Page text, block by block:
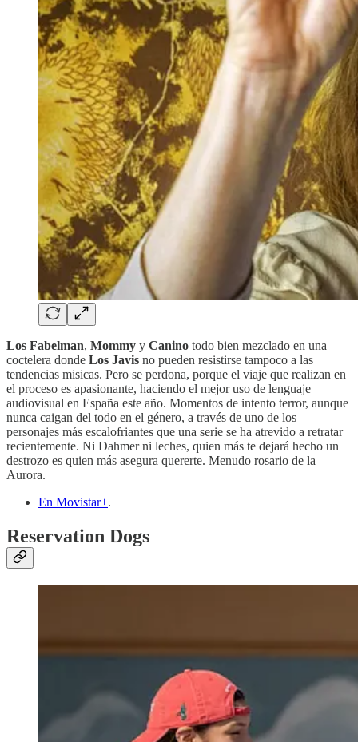
Los Fabelman, Mommy y Canino todo bien mezclado en una
coctelera donde Los Javis no pueden resistirse tampoco a las
tendencias misicas. Pero se perdona, porque el viaje que realizan en
el proceso es apasionante, haciendo el mejor uso de lenguaje
audiovisual en España este año. Momentos de intento terror, aunque
nunca caigan del todo en el género, a través de uno de los
personajes más escalofriantes que una serie se ha atrevido a retratar
recientemente. Ni Dahmer ni leches, quien más te dejará hecho un
destrozo es quien más asegura quererte. Menudo rosario de la
Aurora.
En Movistar+.
Reservation Dogs